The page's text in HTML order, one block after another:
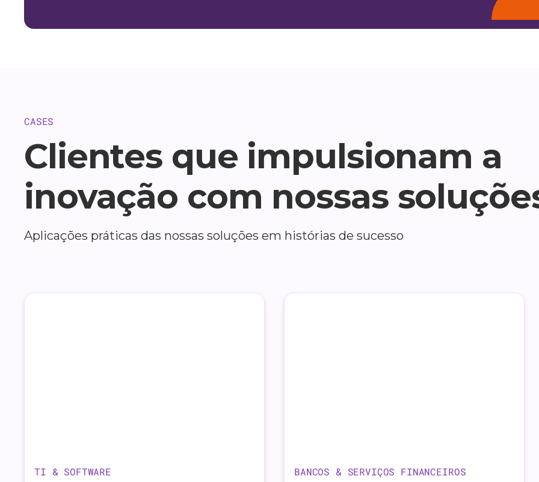
CASES
Clientes que impulsionam a
inovação com nossas
Aplicações práticas das nossas soluções em histórias de sucesso
TI & SOFTWARE BANCOS & SERVIÇOS FINANCEIROS